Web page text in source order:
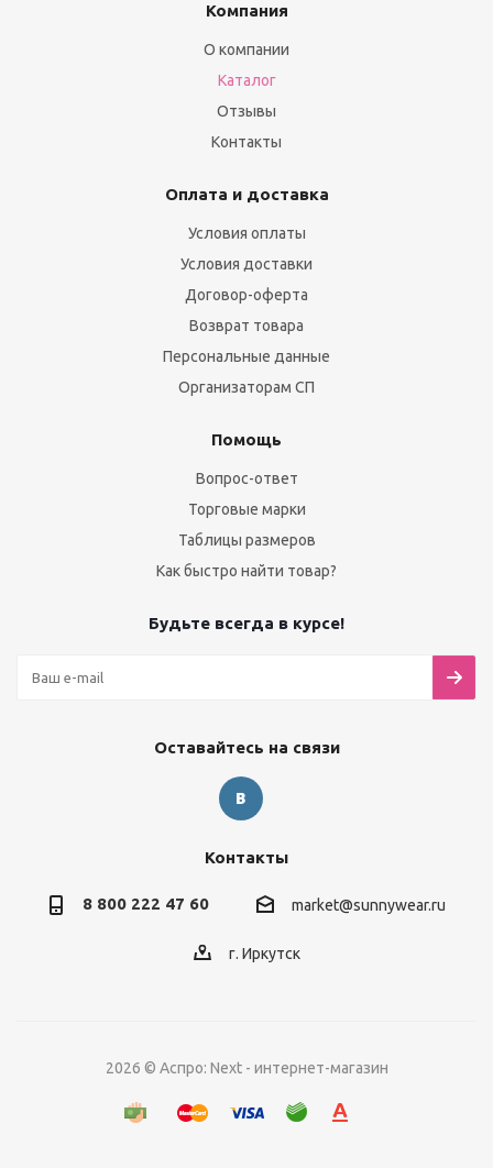
Компания
О компании
Каталог
Отзывы
Контакты
Оплата и доставка
Условия оплаты
Условия доставки
Договор-оферта
Возврат товара
Персональные данные
Организаторам СП
Помощь
Вопрос-ответ
Торговые марки
Таблицы размеров
Как быстро найти товар?
Будьте всегда в курсе!
Оставайтесь на связи
Контакты
8 800 222 47 60 market@sunnywear.ru
г. Иркутск
2026 © Аспро: Next - интернет-магазин